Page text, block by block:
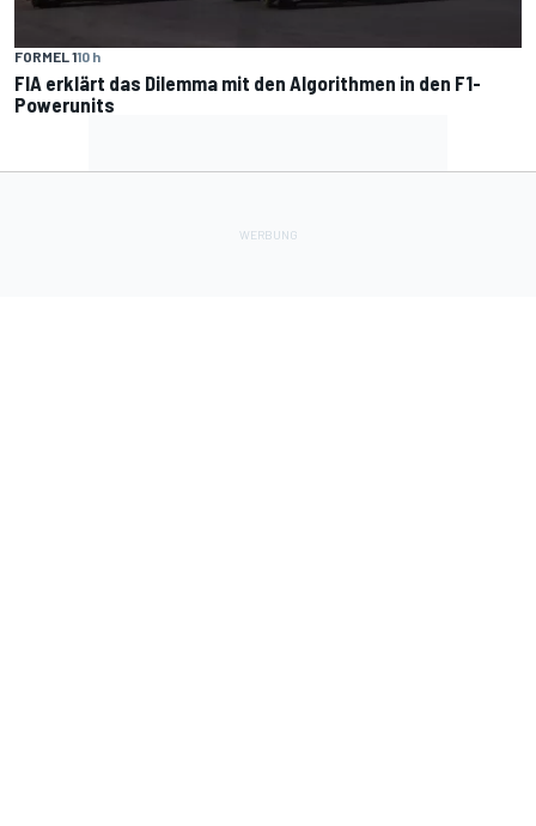
FORMEL 110 h
FIA erklärt das Dilemma mit den Algorithmen in den F1-
Powerunits